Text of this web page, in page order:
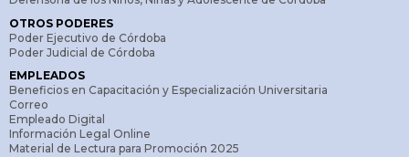
OTROS PODERES
Poder Ejecutivo de Córdoba
Poder Judicial de Córdoba
EMPLEADOS
Beneficios en Capacitación y Especialización Universitaria
Correo
Empleado Digital
Información Legal Online
Material de Lectura para Promoción 2025